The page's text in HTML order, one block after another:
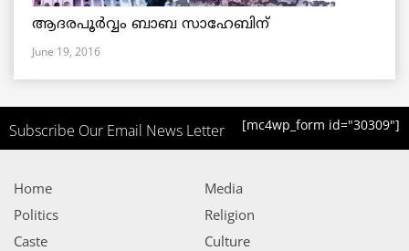
ആദരപൂര്‍വ്വം ബാബ സാഹേബിന്
June 19, 2016
Subscribe Our Email News Letter [mc4wp_form id="30309"]
Home
Politics
Caste
Media
Religion
Culture